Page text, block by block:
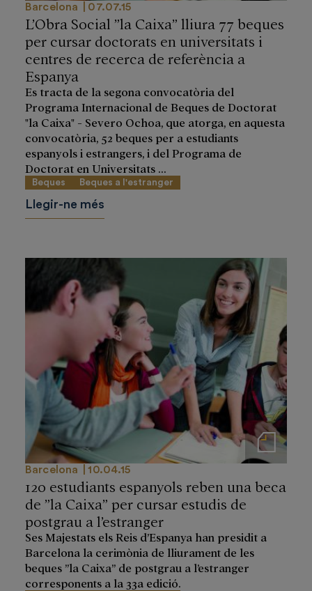
Barcelona 07.07.15
L’Obra Social ”la Caixa” lliura 77 beques
per cursar doctorats en universitats i
centres de recerca de referència a
Espanya
Es tracta de la segona convocatòria del
Programa Internacional de Beques de Doctorat
"la Caixa" - Severo Ochoa, que atorga, en aquesta
convocatòria, 52 beques per a estudiants
espanyols i estrangers, i del Programa de
Doctorat en Universitats ...
Beques Beques a l'estranger
Llegir-ne més
Notas de prensa
Barcelona 10.04.15
120 estudiants espanyols reben una beca
de ”la Caixa” per cursar estudis de
postgrau a l’estranger
Ses Majestats els Reis d’Espanya han presidit a
Barcelona la cerimònia de lliurament de les
beques ”la Caixa” de postgrau a l’estranger
corresponents a la 33a edició.